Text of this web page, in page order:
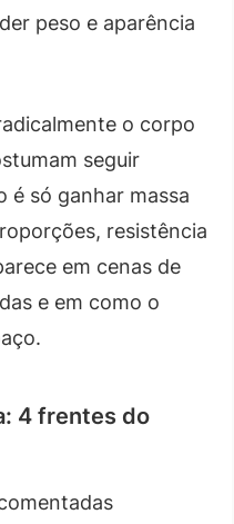
peso e aparência
o corpo
seguir
é só ganhar massa
resistência
em cenas de
e em como o
4 frentes do